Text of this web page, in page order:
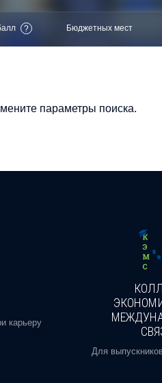
? Бюджетных мест
параметры поиска.
карьеру
Для